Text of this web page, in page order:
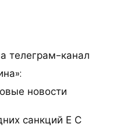
телеграм-канал
новости
санкций Е С